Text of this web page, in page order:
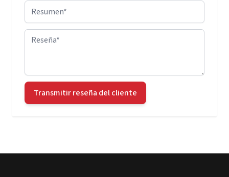
Resumen
Reseña
Transmitir reseña del cliente